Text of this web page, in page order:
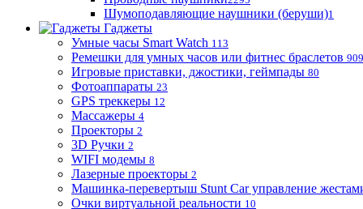
Шумоподавляющие наушники (беруши)1
Гаджеты
Умные часы Smart Watch 113
Ремешки для умных часов или фитнес браслетов 909
Игровые приставки, джостики, геймпады 80
Фотоаппараты 23
GPS треккеры 12
Массажеры 4
Проекторы 2
3D Ручки 2
WIFI модемы 8
Лазерные проекторы 2
Машинка-перевертыш Stunt Car управление
Очки виртуальной реальности 10